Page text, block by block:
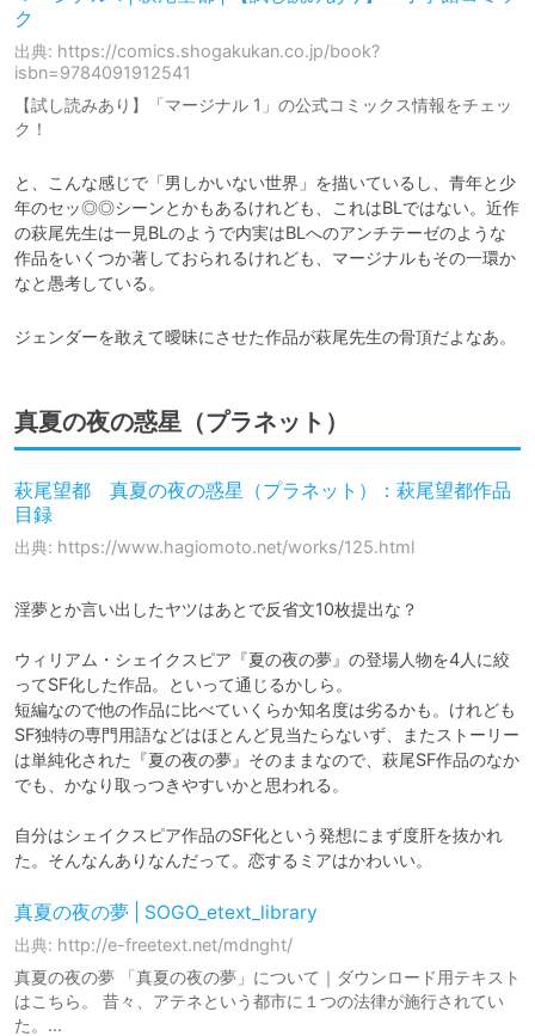
ク
出典: https://comics.shogakukan.co.jp/book?
isbn=9784091912541
【試し読みあり】「マージナル 1」の公式コミックス情報をチェッ
ク！
と、こんな感じで「男しかいない世界」を描いているし、青年と少
年のセッ◎◎シーンとかもあるけれども、これはBLではない。近作
の萩尾先生は一見BLのようで内実はBLへのアンチテーゼのような
作品をいくつか著しておられるけれども、マージナルもその一環か
なと愚考している。
ジェンダーを敢えて曖昧にさせた作品が萩尾先生の骨頂だよなあ。
真夏の夜の惑星（プラネット）
萩尾望都 真夏の夜の惑星（プラネット）：萩尾望都作品
目録
出典: https://www.hagiomoto.net/works/125.html
淫夢とか言い出したヤツはあとで反省文10枚提出な？
ウィリアム・シェイクスピア『夏の夜の夢』の登場人物を4人に絞
ってSF化した作品。といって通じるかしら。
短編なので他の作品に比べていくらか知名度は劣るかも。けれども
SF独特の専門用語などはほとんど見当たらないず、またストーリー
は単純化された『夏の夜の夢』そのままなので、萩尾SF作品のなか
でも、かなり取っつきやすいかと思われる。
自分はシェイクスピア作品のSF化という発想にまず度肝を抜かれ
た。そんなんありなんだって。恋するミアはかわいい。
真夏の夜の夢 | SOGO_etext_library
出典: http://e-freetext.net/mdnght/
真夏の夜の夢 「真夏の夜の夢」について｜ダウンロード用テキスト
はこちら。 昔々、アテネという都市に１つの法律が施行されてい
た。…